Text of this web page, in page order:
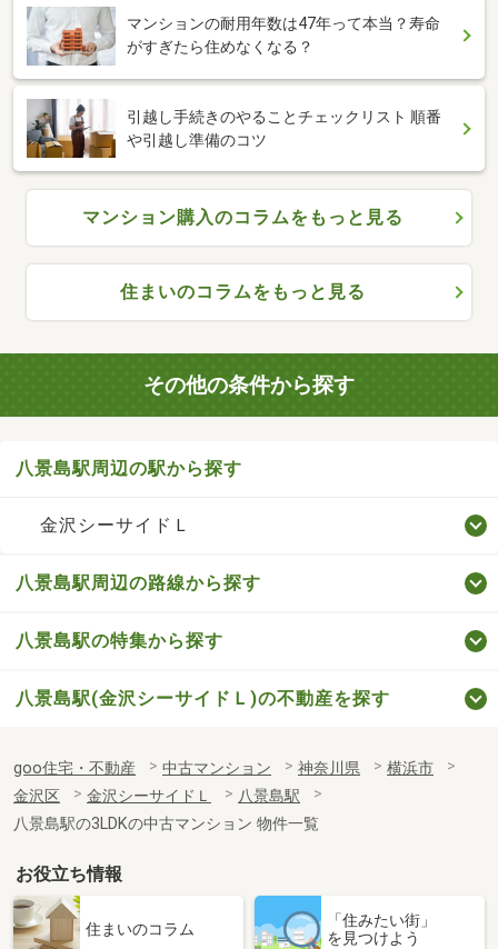
マンションの耐用年数は47年って本当？寿命
がすぎたら住めなくなる？
引越し手続きのやることチェックリスト 順番
や引越し準備のコツ
マンション購入のコラムをもっと見る
住まいのコラムをもっと見る
その他の条件から探す
八景島駅周辺の駅から探す
金沢シーサイドＬ
八景島駅周辺の路線から探す
八景島駅の特集から探す
八景島駅(金沢シーサイドＬ)の不動産を探す
goo住宅・不動産 中古マンション 神奈川県
横浜市
金沢区
金沢シーサイドＬ
八景島駅
八景島駅の3LDKの中古マンション 物件一覧
お役立ち情報
住まいのコラム
「住みたい街」
を見つけよう